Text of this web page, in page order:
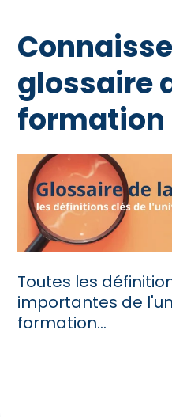
glossaire
formation
Toutes les
importantes de
formation...